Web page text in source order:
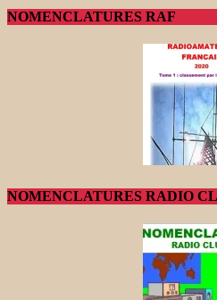
NOMENCLATURES RAF
NOMENCLATURES RADIO